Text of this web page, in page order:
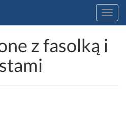
z fasolką i